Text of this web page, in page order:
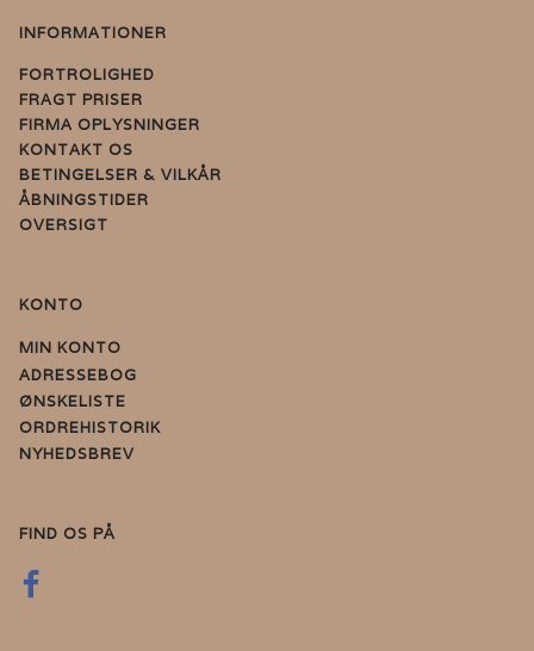
INFORMATIONER
FORTROLIGHED
FRAGT PRISER
FIRMA OPLYSNINGER
KONTAKT OS
BETINGELSER & VILKÅR
ÅBNINGSTIDER
OVERSIGT
KONTO
MIN KONTO
ADRESSEBOG
ØNSKELISTE
ORDREHISTORIK
NYHEDSBREV
FIND OS PÅ